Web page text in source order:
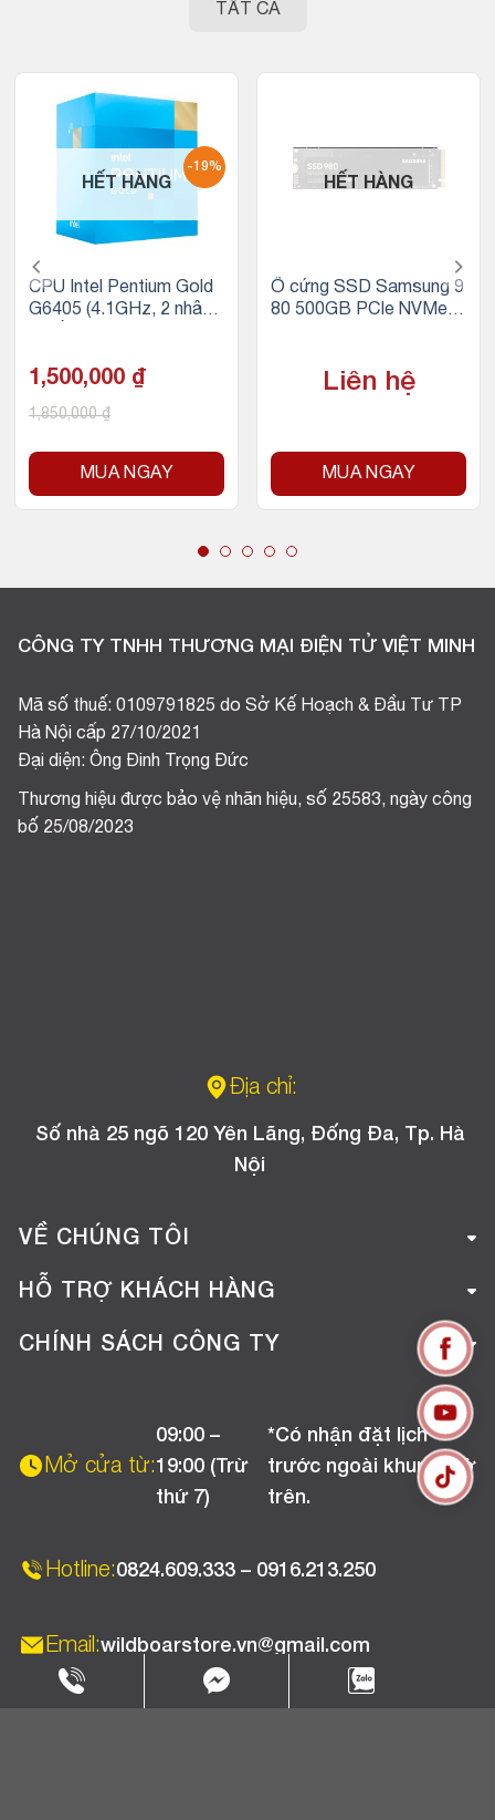
TẤT CẢ
-19%
HẾT HÀNG
CPU Intel Pentium Gold
G6405 (4.1GHz, 2 nhân
200
1,500,000 ₫
1,850,000₫
MUA NGAY
HẾT HÀNG
Ổ cứng SSD Samsung 9
80 500GB PCIe NVMe 3.
Liên hệ
MUA NGAY
CÔNG TY TNHH THƯƠNG MẠI ĐIỆN TỬ VIỆT MINH
Mã số thuế: 0109791825 do Sở Kế Hoạch & Đầu Tư TP
Hà Nội cấp 27/10/2021
Đại diện: Ông Đinh Trọng Đức
Thương hiệu được bảo vệ nhãn hiệu, số 25583, ngày công
bố 25/08/2023
Địa chỉ:
Số nhà 25 ngõ 120 Yên Lãng, Đống Đa, Tp. Hà
Nội
VỀ CHÚNG TÔI
Giới thiệu công ty
Tuyển dụng
HỖ TRỢ KHÁCH HÀNG
Hướng dẫn mua hàng online
Chương trình khuyến mãi
CHÍNH SÁCH CÔNG TY
Chính sách bảo hành
Mở cửa từ:
09:00 –
19:00 (Trừ
thứ 7)
*Có nhận đặt lịch
trước ngoài khung giờ
trên.
Hotline:0824.609.333 – 0916.213.250
Email:wildboarstore.vn@gmail.com